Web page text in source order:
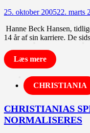
25. oktober 200522. marts
Hanne Beck Hansen,
14 år af sin karriere. De
Læs mere
CHRISTIANIA
CHRISTIANIAS
NORMALISERES